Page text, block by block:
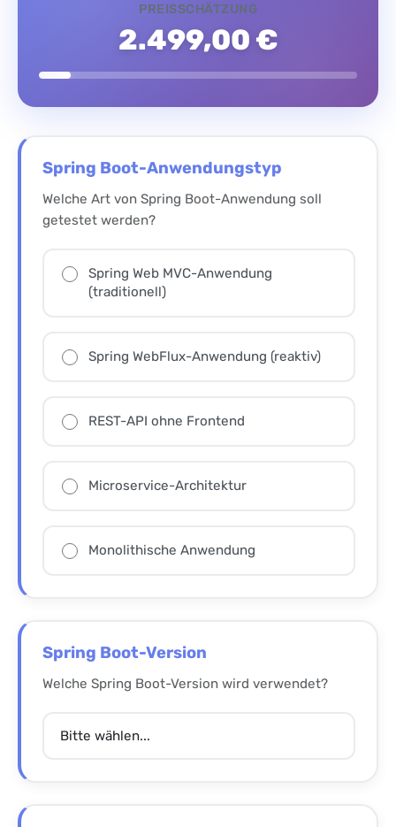
PREISSCHÄTZUNG
2.499,00 €
Spring Boot-Anwendungstyp
Welche Art von Spring Boot-Anwendung soll
getestet werden?
Spring Web MVC-Anwendung
(traditionell)
Spring WebFlux-Anwendung (reaktiv)
REST-API ohne Frontend
Microservice-Architektur
Monolithische Anwendung
Spring Boot-Version
Welche Spring Boot-Version wird verwendet?